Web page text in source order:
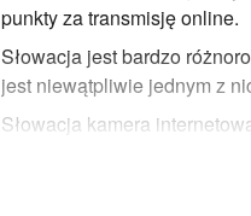
punkty za transmisję online.
Słowacja jest bardzo
jest niewątpliwie jednym z
Słowacja kamera